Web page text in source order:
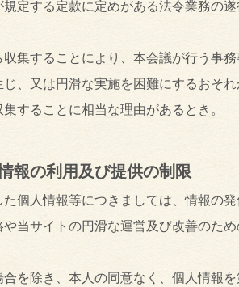
定する定款に定めがある法令業務の
集することにより、本会議が行う事
、又は円滑な実施を困難にするおそ
することに相当な理由があるとき。
報の利用及び提供の制限
個人情報等につきましては、情報の
や当サイトの円滑な運営及び改善のた
を除き、本人の同意なく、個人情報